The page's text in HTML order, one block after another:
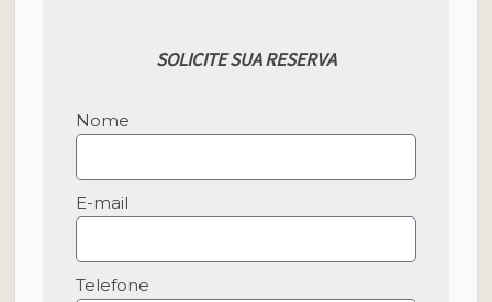
SOLICITE SUA RESERVA
Nome
E-mail
Telefone